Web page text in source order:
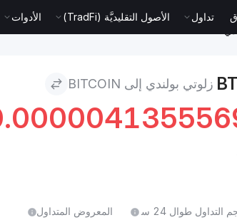
تداول الأصول التقليديَّة (TradFi) الأدوات
زلوتي بولندي إلى BITCOIN
حجم التداول طوال 24 س
المعروض المتداول